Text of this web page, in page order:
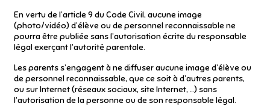
En vertu de l’article 9 du Code Civil, aucune image
(photo/vidéo) d’élève ou de personnel reconnaissable ne
pourra être publiée sans l’autorisation écrite du responsable
légal exerçant l’autorité parentale.
Les parents s’engagent à ne diffuser aucune image d’élève ou
de personnel reconnaissable, que ce soit à d’autres parents,
ou sur Internet (réseaux sociaux, site Internet, …) sans
l’autorisation de la personne ou de son responsable légal.